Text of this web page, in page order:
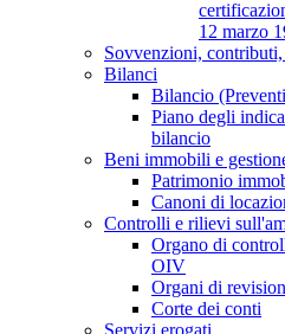
12 marzo
Sovvenzioni,
Bilanci
Bilancio
Piano degli
bilancio
Beni immobili e
Patrimonio
Canoni di
Controlli e rilievi
Organo di
OIV
Organi di
Corte dei conti
Servizi erogati